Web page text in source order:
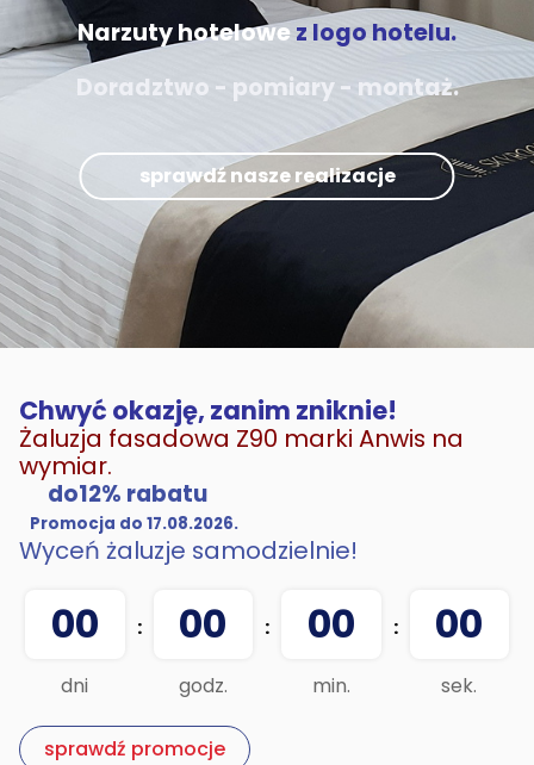
Narzuty hotelowez logo hotelu.
Doradztwo - pomiary - montaż.
sprawdź nasze realizacje
Chwyć okazję, zanim zniknie!
Żaluzja fasadowa Z90 marki Anwis na
wymiar.
do12% rabatu
Promocja do 17.08.2026.
Wyceń żaluzje samodzielnie!
00
dni
: 00
godz.
: 00
min.
: 00
sek.
sprawdź promocje